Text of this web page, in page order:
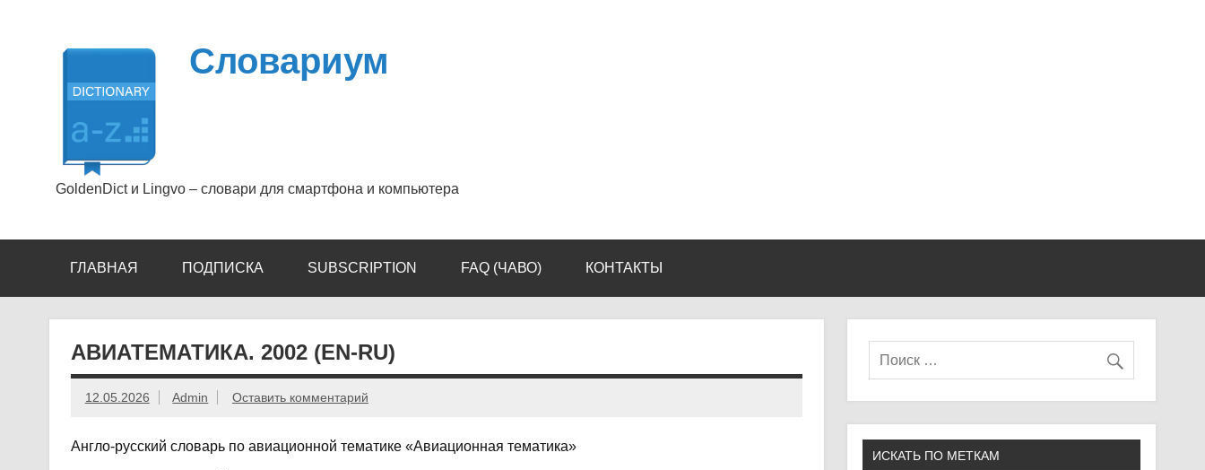
Словариум
GoldenDict и Lingvo – словари для смартфона и компьютера
ГЛАВНАЯ ПОДПИСКА SUBSCRIPTION FAQ (ЧАВО) КОНТАКТЫ
АВИАТЕМАТИКА. 2002 (EN-RU)
12.05.2026 Admin Оставить комментарий
Англо-русский словарь по авиационной тематике «Авиационная тематика»
ИСКАТЬ ПО МЕТКАМ